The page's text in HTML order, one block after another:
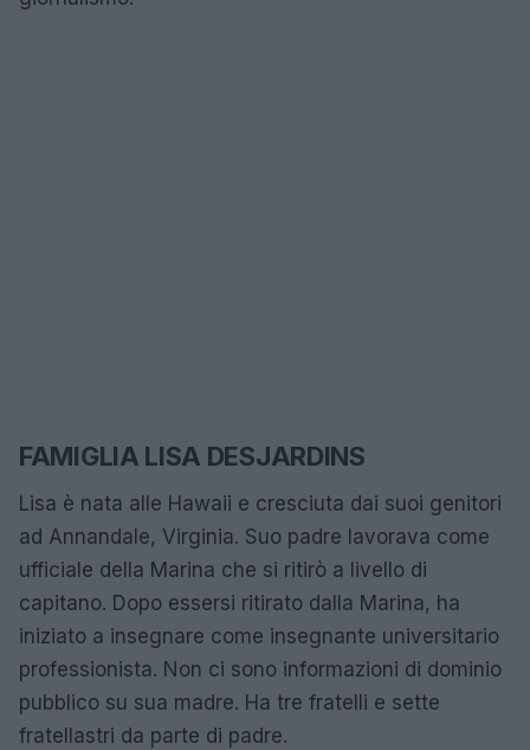
FAMIGLIA LISA DESJARDINS
Lisa è nata alle Hawaii e cresciuta dai suoi genitori
ad Annandale, Virginia. Suo padre lavorava come
ufficiale della Marina che si ritirò a livello di
capitano. Dopo essersi ritirato dalla Marina, ha
iniziato a insegnare come insegnante universitario
professionista. Non ci sono informazioni di dominio
pubblico su sua madre. Ha tre fratelli e sette
fratellastri da parte di padre.